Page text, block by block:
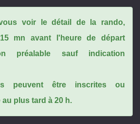
voir le détail de la rando,
15 mn avant l'heure de départ
préalable sauf indication
peuvent être inscrites ou
plus tard à 20 h.